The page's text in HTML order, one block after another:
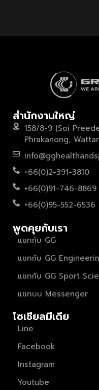
สำนักงานใหญ่
158/8-9 (Soi
Phrakanong,
+66(0)2-391-3810
+66(0)91-746-8869
+66(0)95-552-6536
พูดคุยกับเรา
แชทกับ GG
แชทกับ GG
แชทกับ GG Sport
แชทบน Messenger
โซเชียลมีเดีย
Line
Facebook
Instagram
Youtube